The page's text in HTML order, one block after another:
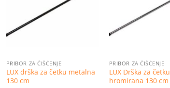
PRIBOR ZA ČIŠĆENJE
LUX drška za četku metalna
130 cm
PRIBOR ZA ČIŠĆENJE
LUX Drška za četku
hromirana 130 cm